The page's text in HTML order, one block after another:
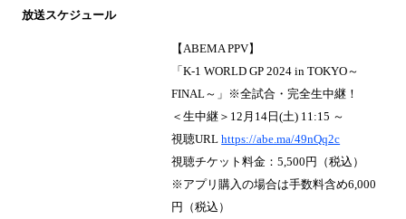
放送スケジュール
【ABEMA PPV】
「K-1 WORLD GP 2024 in TOKYO～
FINAL～」※全試合・完全生中継！
＜生中継＞12月14日(土) 11:15 ～
視聴URLhttps://abe.ma/49nQq2c
視聴チケット料金：5,500円（税込）
※アプリ購入の場合は手数料含め6,000
円（税込）